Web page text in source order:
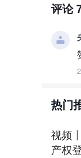
评论
热门
视频
产权